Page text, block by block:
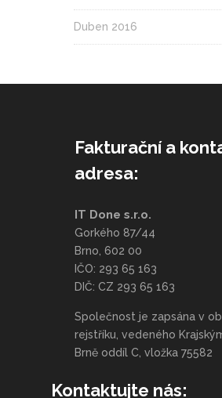
Duben 2016
Fakturační a
adresa:
IT Done s.r.o.
Gorkého 87/44
Brno, 602 00
IČO: 293 65 163
DIČ: CZ 293 65 163
Společnost je zapsána v
rejstříku, vedeného
Brně oddíl C, vložka 75582
Kontaktujte nás: